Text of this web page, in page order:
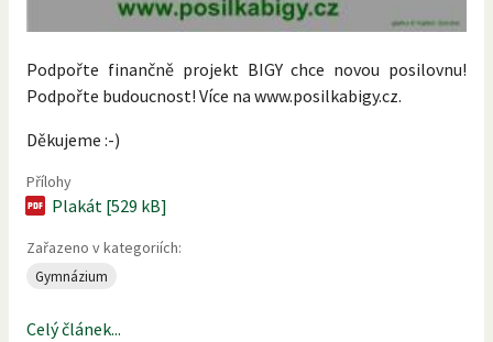
Podpořte finančně projekt BIGY chce novou posilovnu!
Podpořte budoucnost! Více na www.posilkabigy.cz.
Děkujeme :-)
Přílohy
Plakát [529 kB]
Zařazeno v kategoriích:
Gymnázium
Celý článek...